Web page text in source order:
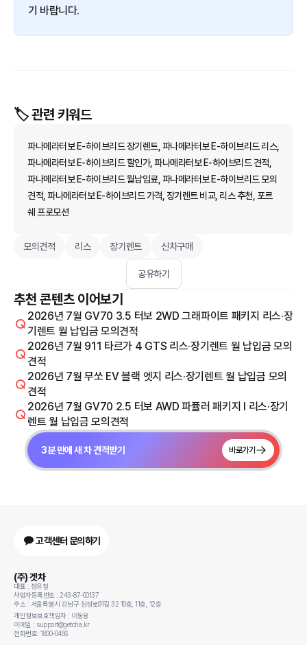
기 바랍니다.
🏷️ 관련 키워드
파나메라터보 E-하이브리드 장기렌트, 파나메라터보 E-하이브리드 리스,
파나메라터보 E-하이브리드 할인가, 파나메라터보 E-하이브리드 견적,
파나메라터보 E-하이브리드 월납입료, 파나메라터보 E-하이브리드 모의
견적, 파나메라터보 E-하이브리드 가격, 장기렌트 비교, 리스 추천, 포르
쉐 프로모션
모의견적 리스 장기렌트 신차구매
공유하기
추천 콘텐츠 이어보기
2026년 7월 GV70 3.5 터보 2WD 그래파이트 패키지 리스·장
기렌트 월 납입금 모의견적
2026년 7월 911 타르가 4 GTS 리스·장기렌트 월 납입금 모의
견적
2026년 7월 무쏘 EV 블랙 엣지 리스·장기렌트 월 납입금 모의
견적
2026년 7월 GV70 2.5 터보 AWD 파퓰러 패키지 I 리스·장기
렌트 월 납입금 모의견적
3분 만에 새 차 견적받기 바로가기
고객센터 문의하기
(주) 겟차
대표 : 정유철
사업자등록번호 : 243-87-00137
주소 : 서울특별시 강남구 삼성로91길 32 10층, 11층, 12층
개인정보보호책임자 : 이동용
이메일 : support@getcha.kr
전화번호: 1800-0456